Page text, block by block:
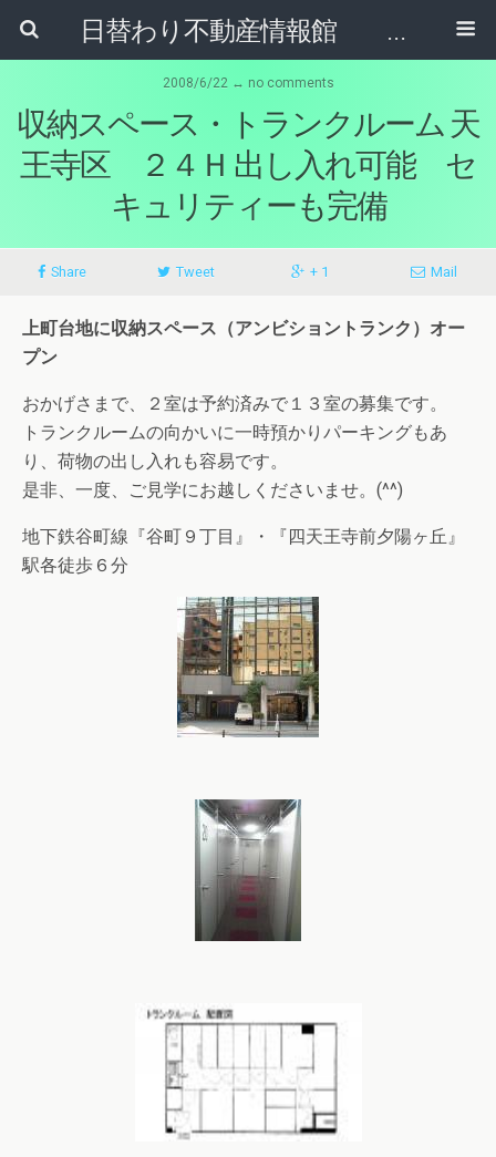
日替わり不動産情報館 リア･ライブログ
2008/6/22 ↔ no comments
収納スペース・トランクルーム 天
王寺区 ２４Ｈ 出し入れ可能 セ
キュリティーも完備
Share Tweet + 1 Mail
上町台地に収納スペース（アンビショントランク）オー
プン
おかげさまで、２室は予約済みで１３室の募集です。
トランクルームの向かいに一時預かりパーキングもあ
り、荷物の出し入れも容易です。
是非、一度、ご見学にお越しくださいませ。(^^)
地下鉄谷町線『谷町９丁目』・『四天王寺前夕陽ヶ丘』
駅各徒歩６分